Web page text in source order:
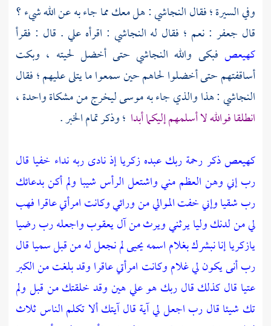
وفي السيرة ؛ فقالالنجاشي: هل معك مما جاء به عن الله شيء ؟
قال جعفر : نعم ؛ فقال له النجاشي : اقرأه علي . قال : فقرأ
كهيعص فبكى والله النجاشي حتى أخضل لحيته ، وبكت
أساقفتهم حتى أخضلوا لحاهم حين سمعوا ما يتلى عليهم ؛ فقال
النجاشي: هذا والذي جاء بهموسىليخرج من مشكاة واحدة ،
انطلقا فوالله لا أسلمهم إليكما أبدا ؛ وذكر تمام الخبر .
كهيعص ذكر رحمة ربك عبده زكريا إذ نادى ربه نداء خفيا قال
رب إني وهن العظم مني واشتعل الرأس شيبا ولم أكن بدعائك
رب شقيا وإني خفت الموالي من ورائي وكانت امرأتي عاقرا فهب
لي من لدنك وليا يرثني ويرث من آل يعقوب واجعله رب رضيا
يازكريا إنا نبشرك بغلام اسمه يحيى لم نجعل له من قبل سميا قال
رب أنى يكون لي غلام وكانت امرأتي عاقرا وقد بلغت من الكبر
عتيا قال كذلك قال ربك هو علي هين وقد خلقتك من قبل ولم
تك شيئا قال رب اجعل لي آية قال آيتك ألا تكلم الناس ثلاث